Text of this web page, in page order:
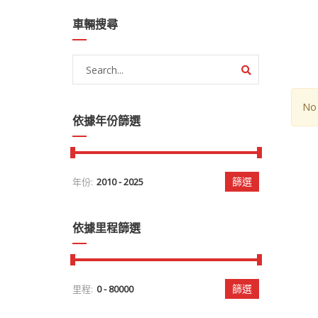
車輛搜尋
依據年份篩選
年份: 篩選
依據里程篩選
里程: 篩選